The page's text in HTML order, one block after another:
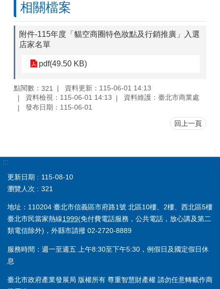
相關檔案
附件-115年度「貓空商圈特色妝點及行銷推廣」入選
店家名單
pdf(49.50 KB)
點閱數： 321
資料更新：115-06-01 14:13
資料檢視：115-06-01 14:13
資料維護：臺北市商業處
發布日期：115-06-01
回上一頁
:::
更新日期
115-08-10
瀏覽人次
321
地址：110204 臺北市信義區市府路1號 北區10樓、2樓、西北區5樓
臺北市民當家熱線1999(免付費電話服務，公共電話，放心講及第二
類電信除外)，外縣市請撥 02-2720-8889
服務時間：週一至週五 上午8:30至下午5:30，例假日及國定假日休
息
臺北市政府產業發展局 版權所有 尊重智慧財產權 請勿任意轉載作商